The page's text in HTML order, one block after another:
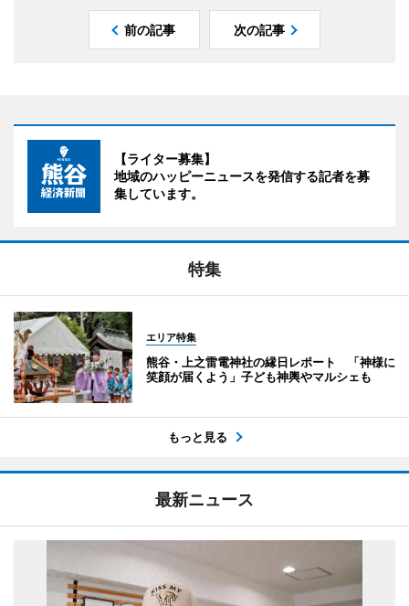
前の記事 次の記事
【ライター募集】
地域のハッピーニュースを発信する記者を募
集しています。
特集
エリア特集
熊谷・上之雷電神社の縁日レポート 「神様に
笑顔が届くよう」子ども神輿やマルシェも
もっと見る
最新ニュース